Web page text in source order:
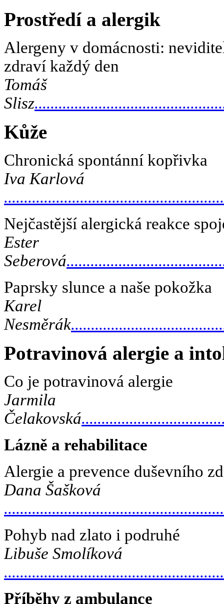
Prostředí a alergik
Alergeny v domácnosti:
zdraví každý den
Tomáš
Slisz
Kůže
Chronická spontánní kopřivka
Iva Karlová
Nejčastější alergická reakce
Ester
Seberová
Paprsky slunce a naše pokožka
Karel
Nesměrák
Potravinová alergie a
Co je potravinová alergie
Jarmila
Čelakovská
Lázně a rehabilitace
Alergie a prevence duševního
Dana Šašková
Pohyb nad zlato i podruhé
Libuše Smolíková
Příběhy z ambulance